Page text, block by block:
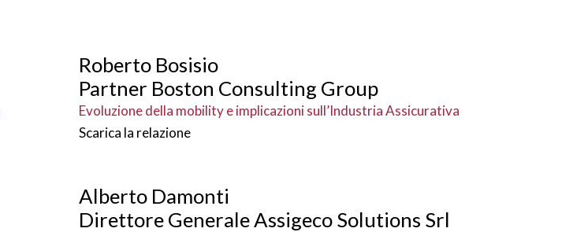
Roberto Bosisio
Partner Boston Consulting Group
Evoluzione della mobility e implicazioni sull’Industria Assicurativa
Scarica la relazione
Alberto Damonti
Direttore Generale Assigeco Solutions Srl